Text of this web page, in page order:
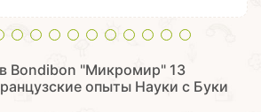
Bondibon "Микромир" 13
опыты Науки с Буки